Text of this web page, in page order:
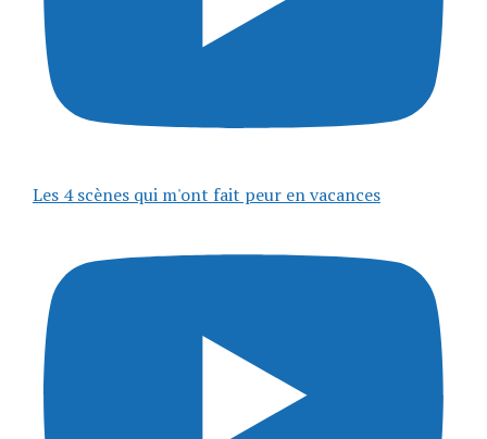
Les 4 scènes qui m'ont fait peur en vacances